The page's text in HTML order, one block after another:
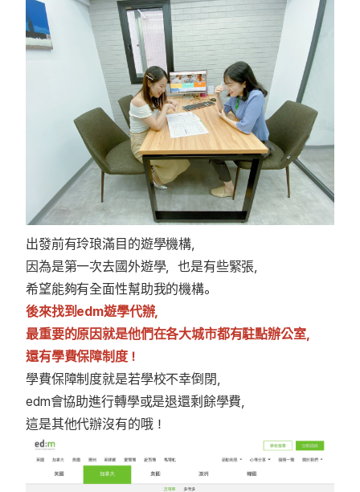
出發前有玲琅滿目的遊學機構，
因為是第一次去國外遊學，也是有些緊張，
希望能夠有全面性幫助我的機構。
後來找到edm遊學代辦，
最重要的原因就是他們在各大城市都有駐點辦公室，
還有學費保障制度！
學費保障制度就是若學校不幸倒閉，
edm會協助進行轉學或是退還剩餘學費，
這是其他代辦沒有的哦！